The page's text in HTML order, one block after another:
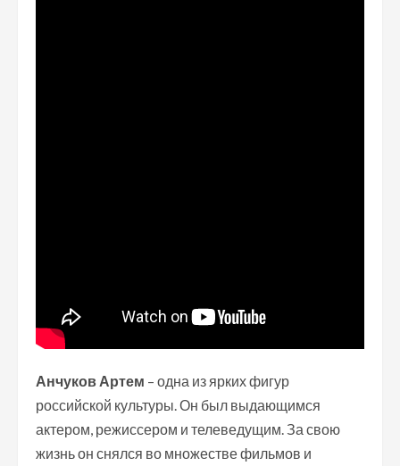
Анчуков Артем – одна из ярких фигур
российской культуры. Он был выдающимся
актером, режиссером и телеведущим. За свою
жизнь он снялся во множестве фильмов и